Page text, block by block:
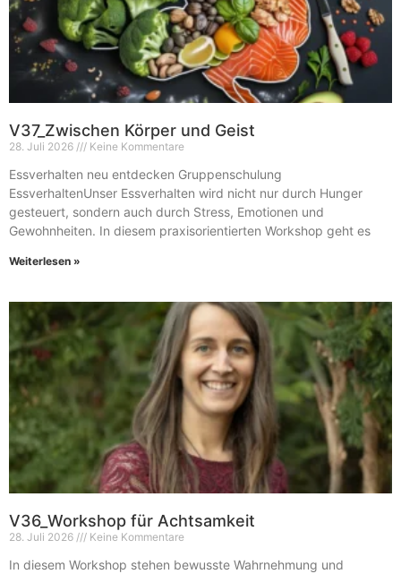
V37_Zwischen Körper und Geist
28. Juli 2026 Keine Kommentare
Essverhalten neu entdecken Gruppenschulung
EssverhaltenUnser Essverhalten wird nicht nur durch Hunger
gesteuert, sondern auch durch Stress, Emotionen und
Gewohnheiten. In diesem praxisorientierten Workshop geht es
Weiterlesen »
V36_Workshop für Achtsamkeit
28. Juli 2026 Keine Kommentare
In diesem Workshop stehen bewusste Wahrnehmung und